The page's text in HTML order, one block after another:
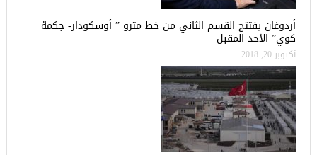
أردوغان يفتتح القسم الثاني من خط مترو ” أوسكودار- جكمة
كوي” الأحد المقبل
أكتوبر 20, 2018